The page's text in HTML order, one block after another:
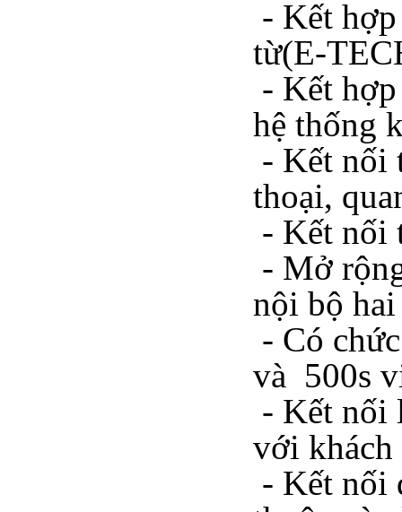
- Kết
từ(E-
- Kết
hệ thống
- Kết nối
thoại,
- Kết nối
- Mở
nội bộ
- Có
và 500s
- Kết nối
với khách
- Kết nối